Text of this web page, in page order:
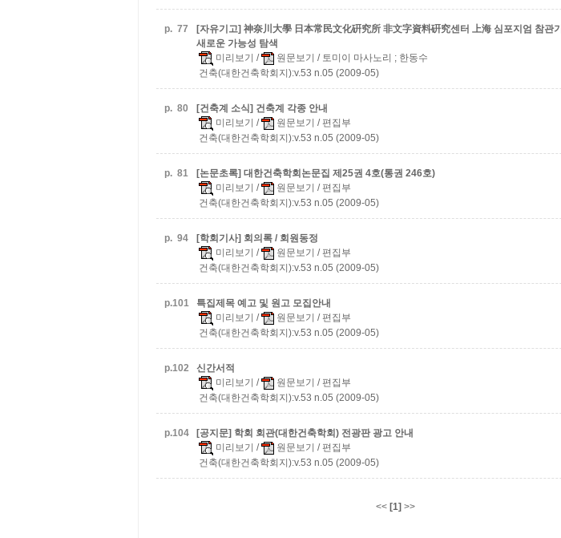
p. 77 [자유기고] 神奈川大學 日本常民文化硏究所 非文字資料硏究센터 上海 심포지엄 참관기
새로운 가능성 탐색
미리보기 / 원문보기 / 토미이 마사노리 ; 한동수
건축(대한건축학회지):v.53 n.05 (2009-05)
p. 80
[건축계 소식] 건축계 각종 안내
미리보기 / 원문보기 / 편집부
건축(대한건축학회지):v.53 n.05 (2009-05)
p. 81
[논문초록] 대한건축학회논문집 제25권 4호(통권 246호)
미리보기 / 원문보기 / 편집부
건축(대한건축학회지):v.53 n.05 (2009-05)
p. 94
[학회기사] 회의록 / 회원동정
미리보기 / 원문보기 / 편집부
건축(대한건축학회지):v.53 n.05 (2009-05)
p.101
특집제목 예고 및 원고 모집안내
미리보기 / 원문보기 / 편집부
건축(대한건축학회지):v.53 n.05 (2009-05)
p.102
신간서적
미리보기 / 원문보기 / 편집부
건축(대한건축학회지):v.53 n.05 (2009-05)
p.104
[공지문] 학회 회관(대한건축학회) 전광판 광고 안내
미리보기 / 원문보기 / 편집부
건축(대한건축학회지):v.53 n.05 (2009-05)
<< [1] >>